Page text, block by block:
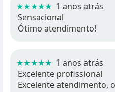
★★★★★ 1 anos atrás
Sensacional
Ótimo atendimento!
★★★★★ 1 anos atrás
Excelente profissional
Excelente atendimento,